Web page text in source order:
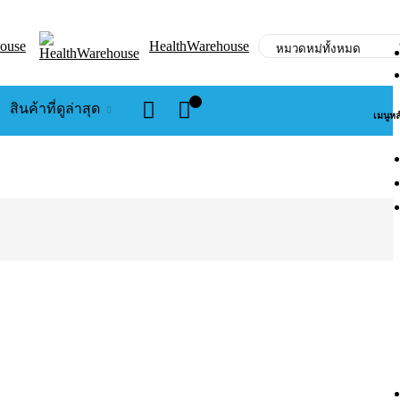
เมนูห
HealthWarehouse
สินค้าที่ดูล่าสุด